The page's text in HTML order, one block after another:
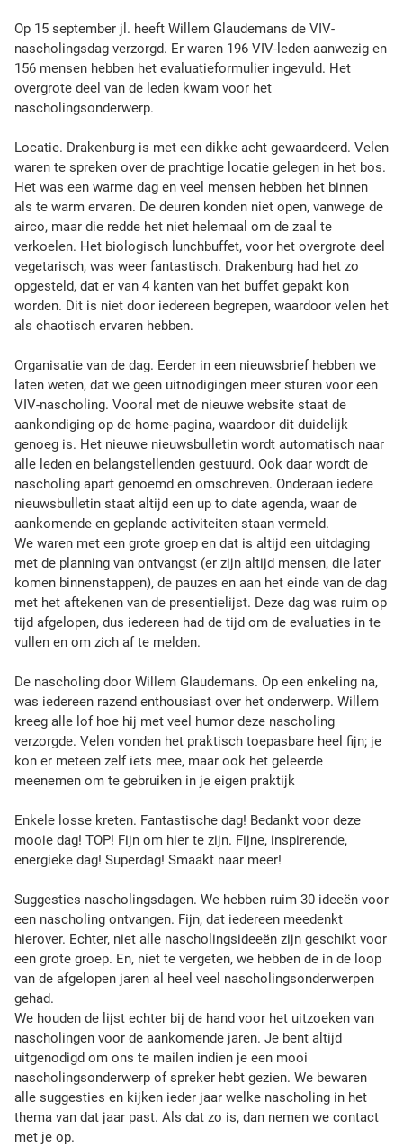
Op 15 september jl. heeft Willem Glaudemans de VIV-
nascholingsdag verzorgd. Er waren 196 VIV-leden aanwezig en
156 mensen hebben het evaluatieformulier ingevuld. Het
overgrote deel van de leden kwam voor het
nascholingsonderwerp.
Locatie. Drakenburg is met een dikke acht gewaardeerd. Velen
waren te spreken over de prachtige locatie gelegen in het bos.
Het was een warme dag en veel mensen hebben het binnen
als te warm ervaren. De deuren konden niet open, vanwege de
airco, maar die redde het niet helemaal om de zaal te
verkoelen. Het biologisch lunchbuffet, voor het overgrote deel
vegetarisch, was weer fantastisch. Drakenburg had het zo
opgesteld, dat er van 4 kanten van het buffet gepakt kon
worden. Dit is niet door iedereen begrepen, waardoor velen het
als chaotisch ervaren hebben.
Organisatie van de dag. Eerder in een nieuwsbrief hebben we
laten weten, dat we geen uitnodigingen meer sturen voor een
VIV-nascholing. Vooral met de nieuwe website staat de
aankondiging op de home-pagina, waardoor dit duidelijk
genoeg is. Het nieuwe nieuwsbulletin wordt automatisch naar
alle leden en belangstellenden gestuurd. Ook daar wordt de
nascholing apart genoemd en omschreven. Onderaan iedere
nieuwsbulletin staat altijd een up to date agenda, waar de
aankomende en geplande activiteiten staan vermeld.
We waren met een grote groep en dat is altijd een uitdaging
met de planning van ontvangst (er zijn altijd mensen, die later
komen binnenstappen), de pauzes en aan het einde van de dag
met het aftekenen van de presentielijst. Deze dag was ruim op
tijd afgelopen, dus iedereen had de tijd om de evaluaties in te
vullen en om zich af te melden.
De nascholing door Willem Glaudemans. Op een enkeling na,
was iedereen razend enthousiast over het onderwerp. Willem
kreeg alle lof hoe hij met veel humor deze nascholing
verzorgde. Velen vonden het praktisch toepasbare heel fijn; je
kon er meteen zelf iets mee, maar ook het geleerde
meenemen om te gebruiken in je eigen praktijk
Enkele losse kreten. Fantastische dag! Bedankt voor deze
mooie dag! TOP! Fijn om hier te zijn. Fijne, inspirerende,
energieke dag! Superdag! Smaakt naar meer!
Suggesties nascholingsdagen. We hebben ruim 30 ideeën voor
een nascholing ontvangen. Fijn, dat iedereen meedenkt
hierover. Echter, niet alle nascholingsideeën zijn geschikt voor
een grote groep. En, niet te vergeten, we hebben de in de loop
van de afgelopen jaren al heel veel nascholingsonderwerpen
gehad.
We houden de lijst echter bij de hand voor het uitzoeken van
nascholingen voor de aankomende jaren. Je bent altijd
uitgenodigd om ons te mailen indien je een mooi
nascholingsonderwerp of spreker hebt gezien. We bewaren
alle suggesties en kijken ieder jaar welke nascholing in het
thema van dat jaar past. Als dat zo is, dan nemen we contact
met je op.